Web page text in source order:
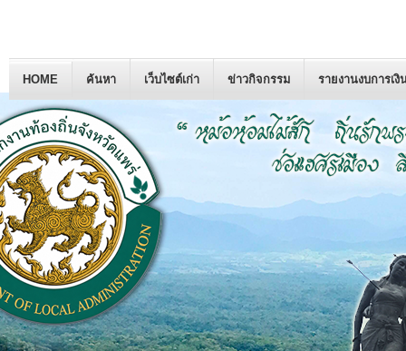
HOME ค้นหา เว็บไซต์เก่า ข่าวกิจกรรม รายงานงบการเงิ